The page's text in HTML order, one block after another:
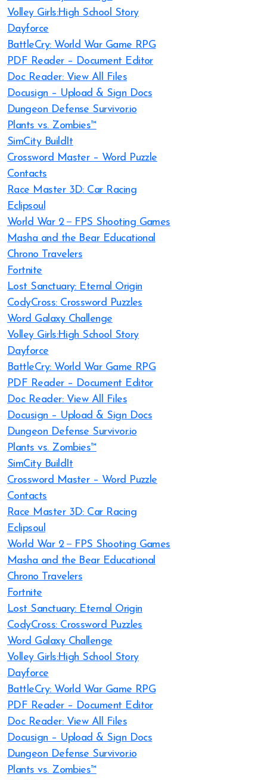
Volley Girls:High School Story
Dayforce
BattleCry: World War Game RPG
PDF Reader – Document Editor
Doc Reader: View All Files
Docusign – Upload & Sign Docs
Dungeon Defense Survivor.io
Plants vs. Zombies™
SimCity BuildIt
Crossword Master – Word Puzzle
Contacts
Race Master 3D: Car Racing
Eclipsoul
World War 2－FPS Shooting Games
Masha and the Bear Educational
Chrono Travelers
Fortnite
Lost Sanctuary: Eternal Origin
CodyCross: Crossword Puzzles
Word Galaxy Challenge
Volley Girls:High School Story
Dayforce
BattleCry: World War Game RPG
PDF Reader – Document Editor
Doc Reader: View All Files
Docusign – Upload & Sign Docs
Dungeon Defense Survivor.io
Plants vs. Zombies™
SimCity BuildIt
Crossword Master – Word Puzzle
Contacts
Race Master 3D: Car Racing
Eclipsoul
World War 2－FPS Shooting Games
Masha and the Bear Educational
Chrono Travelers
Fortnite
Lost Sanctuary: Eternal Origin
CodyCross: Crossword Puzzles
Word Galaxy Challenge
Volley Girls:High School Story
Dayforce
BattleCry: World War Game RPG
PDF Reader – Document Editor
Doc Reader: View All Files
Docusign – Upload & Sign Docs
Dungeon Defense Survivor.io
Plants vs. Zombies™